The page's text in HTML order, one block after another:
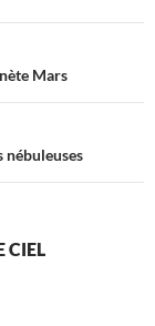
Mars
nébuleuses
CIEL